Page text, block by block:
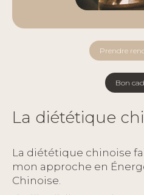
Prendre
Bon
La diététique
La diététique chinoise
mon approche en
Chinoise.